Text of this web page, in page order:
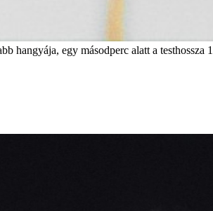
hangyája, egy másodperc alatt a testhossza